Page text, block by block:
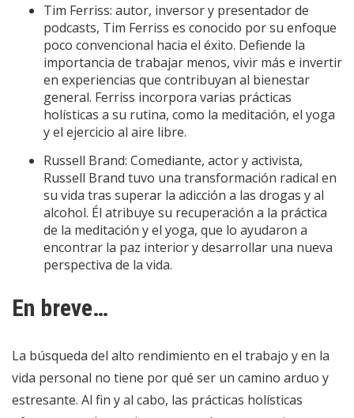
Tim Ferriss: autor, inversor y presentador de
podcasts, Tim Ferriss es conocido por su enfoque
poco convencional hacia el éxito. Defiende la
importancia de trabajar menos, vivir más e invertir
en experiencias que contribuyan al bienestar
general. Ferriss incorpora varias prácticas
holísticas a su rutina, como la meditación, el yoga
y el ejercicio al aire libre.
Russell Brand: Comediante, actor y activista,
Russell Brand tuvo una transformación radical en
su vida tras superar la adicción a las drogas y al
alcohol. Él atribuye su recuperación a la práctica
de la meditación y el yoga, que lo ayudaron a
encontrar la paz interior y desarrollar una nueva
perspectiva de la vida.
En breve…
La búsqueda del alto rendimiento en el trabajo y en la
vida personal no tiene por qué ser un camino arduo y
estresante. Al fin y al cabo, las prácticas holísticas